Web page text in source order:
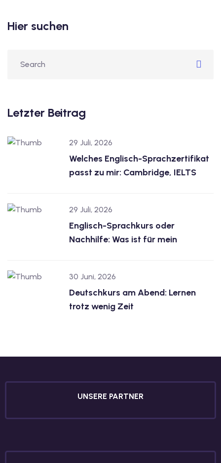
Hier suchen
Letzter Beitrag
29 Juli, 2026
Welches Englisch-Sprachzertifikat
passt zu mir: Cambridge, IELTS
29 Juli, 2026
Englisch-Sprachkurs oder
Nachhilfe: Was ist für mein
30 Juni, 2026
Deutschkurs am Abend: Lernen
trotz wenig Zeit
UNSERE PARTNER